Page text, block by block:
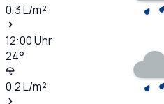
0,3L/m²
12:00Uhr
24°
0,2L/m²